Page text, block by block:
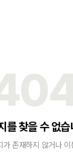
를 찾을 수 없습
가 존재하지 않거나